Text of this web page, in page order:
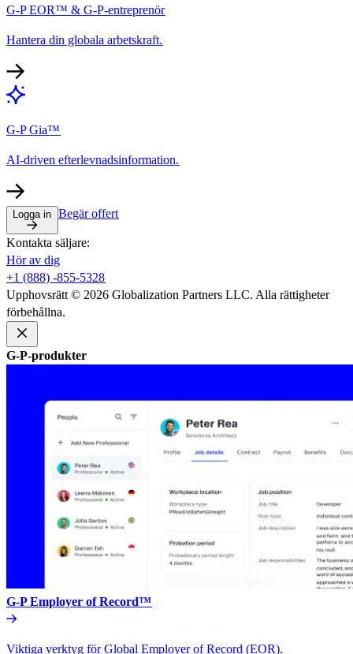
G-P EOR™ & G-P-entreprenör​​
Hantera din globala arbetskraft.​​
G-P Gia™​​
AI-driven efterlevnadsinformation.​​
Logga in​​ Begär offert​​
Kontakta säljare:​​
Hör av dig​​
+1 (888) -855-5328​​
Upphovsrätt © 2026 Globalization Partners LLC. Alla rättigheter
förbehållna.​​
G-P-produkter​​
G-P Employer of Record™​​
Viktiga verktyg för Global Employer of Record (EOR).​​